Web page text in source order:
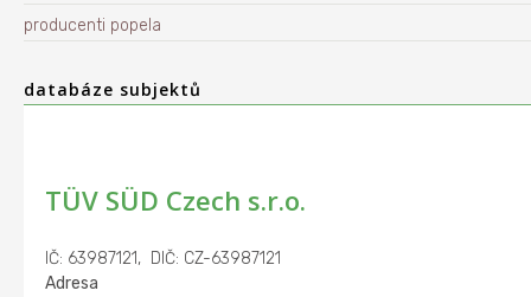
producenti popela
databáze subjektů
TÜV SÜD Czech s.r.o.
IČ: 63987121, DIČ: CZ-63987121
Adresa